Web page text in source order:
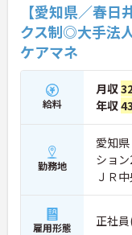
【愛知県／春
クス制◎大手法
ケアマネ
給料
月収
年収
勤務地
愛知
ショ
ＪＲ
歩9分
雇用形態 正社